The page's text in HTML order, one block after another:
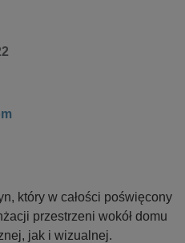
który w całości poświęcony
przestrzeni wokół domu
jak i wizualnej.